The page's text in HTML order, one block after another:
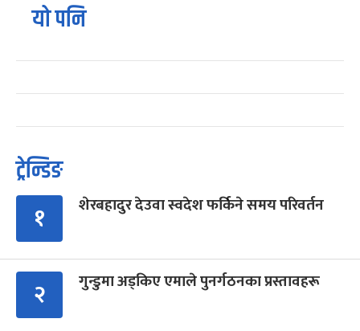
यो पनि
ट्रेन्डिङ
१ शेरबहादुर देउवा स्वदेश फर्किने समय परिवर्तन
२ गुन्डुमा अड्किए एमाले पुनर्गठनका प्रस्तावहरू